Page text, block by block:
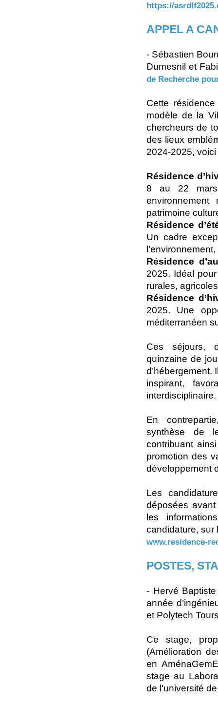
https://
APPEL A
- Sébastien
Dumesnil et
de Recherche
Cette
modèle de la
chercheurs de
des lieux
2024-2025,
Résidence
8 au 22 mars
patrimoine
Résidence
Un cadre
Résidence
2025. Idéal
rurales,
Résidence
2025. Une
méditerranéen
Ces séjours,
quinzaine de
d’hébergement.
inspirant,
interdisciplinaire.
En
synthèse de
contribuant
promotion des
développement
Les
déposées
les
candidature, sur
www.residence-
POSTES,
- Hervé
année
et Polytech
Ce stage,
(Amélioration
en
stage au
de l'université